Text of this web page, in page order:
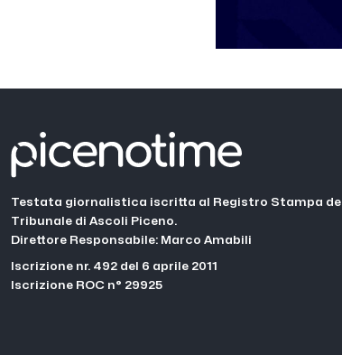
Testata giornalistica iscritta al Registro Stampa del
Tribunale di Ascoli Piceno.
Direttore Responsabile: Marco Amabili
Iscrizione nr. 492 del 6 aprile 2011
Iscrizione ROC n° 29925